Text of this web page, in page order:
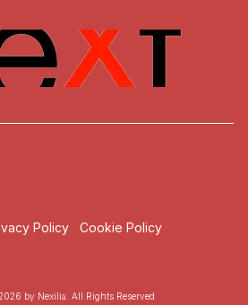
Policy
Cookie Policy
by Nexilia. All Rights Reserved